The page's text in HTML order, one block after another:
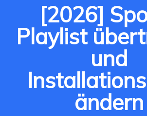
[2026]
Playlist
und
ändern